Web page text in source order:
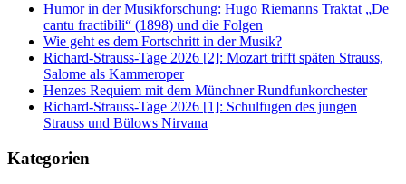
Humor in der Musikforschung: Hugo Riemanns Traktat „De
cantu fractibili“ (1898) und die Folgen
Wie geht es dem Fortschritt in der Musik?
Richard-Strauss-Tage 2026 [2]: Mozart trifft späten Strauss,
Salome als Kammeroper
Henzes Requiem mit dem Münchner Rundfunkorchester
Richard-Strauss-Tage 2026 [1]: Schulfugen des jungen
Strauss und Bülows Nirvana
Kategorien